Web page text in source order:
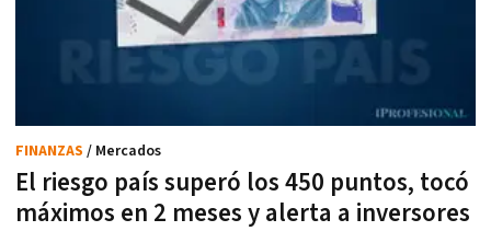
El riesgo país superó los 450 puntos, tocó
máximos en 2 meses y alerta a inversores
FINANZAS / Mercados